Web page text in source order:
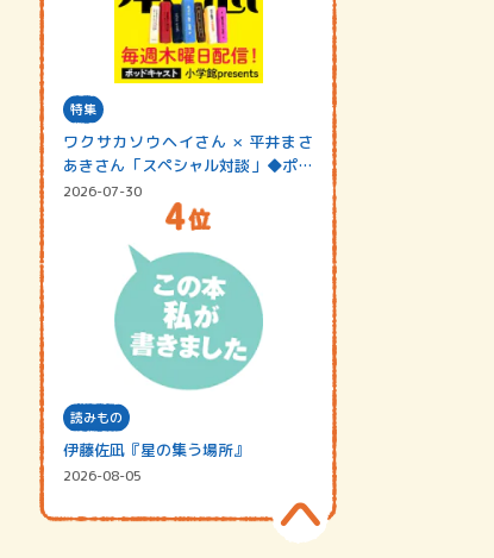
特集
ワクサカソウヘイさん × 平井まさ
あきさん「スペシャル対談」◆ポッ
ドキャスト…
2026-07-30
読みもの
伊藤佐凪『星の集う場所』
2026-08-05